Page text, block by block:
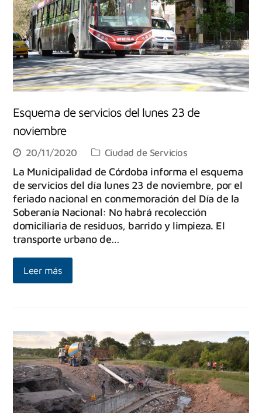
Esquema de servicios del lunes 23 de
noviembre
20/11/2020 Ciudad de Servicios
La Municipalidad de Córdoba informa el esquema
de servicios del día lunes 23 de noviembre, por el
feriado nacional en conmemoración del Día de la
Soberanía Nacional: No habrá recolección
domiciliaria de residuos, barrido y limpieza. El
transporte urbano de…
Leer más